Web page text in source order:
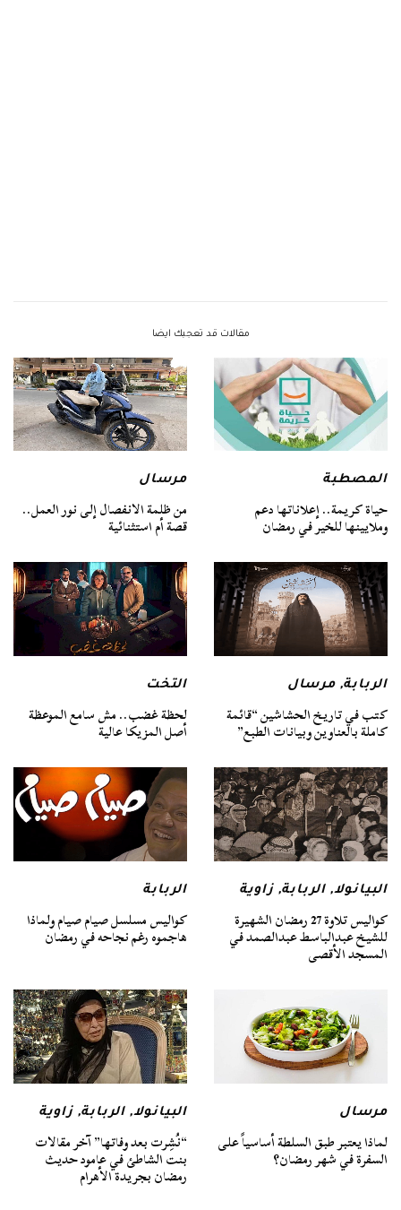
مقالات قد تعجبك ايضا
المصطبة
حياة كريمة.. إعلاناتها دعم
وملايينها للخير في رمضان
مرسال
من ظلمة الانفصال إلى نور العمل..
قصة أم استثنائية
الربابة,مرسال
كتب في تاريخ الحشاشين “قائمة
كاملة بالعناوين وبيانات الطبع”
التخت
لحظة غضب.. مش سامع الموعظة
أصل المزيكا عالية
البيانولا,الربابة, زاوية
كواليس تلاوة 27 رمضان الشهيرة
للشيخ عبدالباسط عبدالصمد في
المسجد الأقصى
الربابة
كواليس مسلسل صيام صيام ولماذا
هاجموه رغم نجاحه في رمضان
مرسال
لماذا يعتبر طبق السلطة أساسياً على
السفرة في شهر رمضان؟
البيانولا,الربابة, زاوية
“نُشِرت بعد وفاتها” آخر مقالات
بنت الشاطئ في عامود حديث
رمضان بجريدة الأهرام